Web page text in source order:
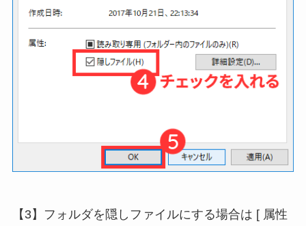
【3】フォルダを隠しファイルにする場合は [ 属性